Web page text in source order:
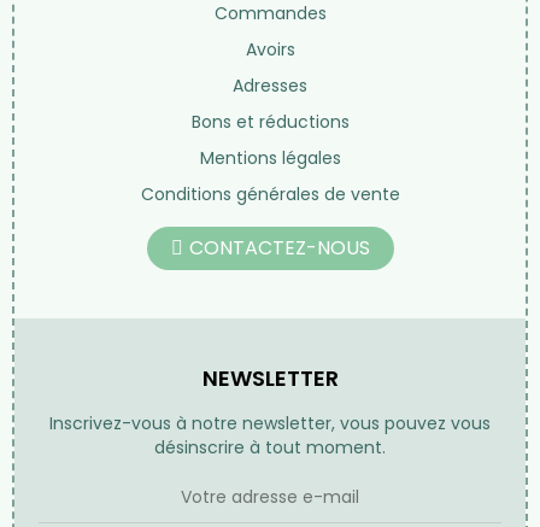
Commandes
Avoirs
Adresses
Bons et réductions
Mentions légales
Conditions générales de vente
CONTACTEZ-NOUS
NEWSLETTER
Inscrivez-vous à notre newsletter, vous pouvez vous
désinscrire à tout moment.